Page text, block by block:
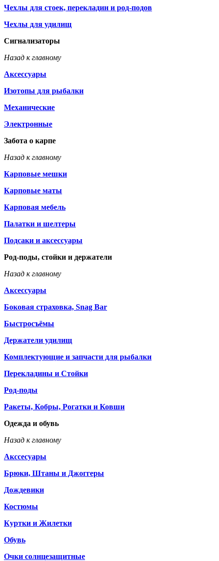
Чехлы для стоек, перекладин и род-подов
Чехлы для удилищ
Сигнализаторы
Назад к главному
Аксессуары
Изотопы для рыбалки
Механические
Электронные
Забота о карпе
Назад к главному
Карповые мешки
Карповые маты
Карповая мебель
Палатки и шелтеры
Подсаки и аксессуары
Род-поды, стойки и держатели
Назад к главному
Аксессуары
Боковая страховка, Snag Bar
Быстросъёмы
Держатели удилищ
Комплектующие и запчасти для рыбалки
Перекладины и Стойки
Род-поды
Ракеты, Кобры, Рогатки и Ковши
Одежда и обувь
Назад к главному
Акссесуары
Брюки, Штаны и Джоггеры
Дождевики
Костюмы
Куртки и Жилетки
Обувь
Очки солнцезащитные